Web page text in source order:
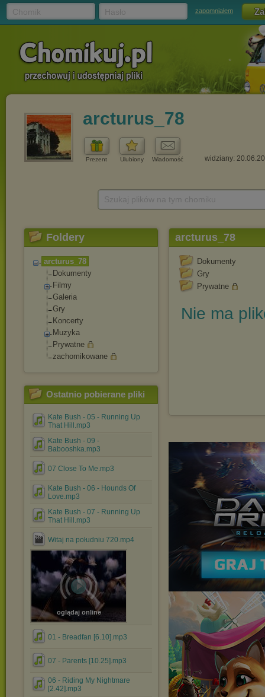
zapomniałem
arcturus_78
Prezent Ulubiony Wiadomość widziany:
Foldery
arcturus_78
Dokumenty
Filmy
Galeria
Gry
Koncerty
Muzyka
Prywatne
zachomikowane
Ostatnio pobierane pliki
Kate Bush - 05 - Running Up
That Hill.mp3
Kate Bush - 09 -
Babooshka.mp3
07 Close To Me.mp3
Kate Bush - 06 - Hounds Of
Love.mp3
Kate Bush - 07 - Running Up
That Hill.mp3
Witaj na południu 720.mp4
oglądaj online
01 - Breadfan [6.10].mp3
07 - Parents [10.25].mp3
06 - Riding My Nightmare
[2.42].mp3
arcturus_78
Dokumenty
Gry
Prywatne
Nie ma